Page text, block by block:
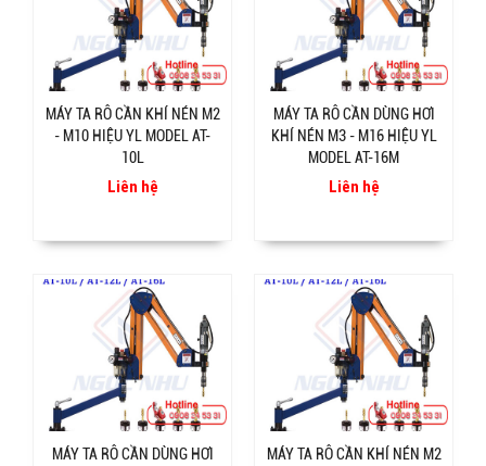
MÁY TA RÔ CẦN KHÍ NÉN M2
- M10 HIỆU YL MODEL AT-
10L
Liên hệ
MÁY TA RÔ CẦN DÙNG HƠI
KHÍ NÉN M3 - M16 HIỆU YL
MODEL AT-16M
Liên hệ
MÁY TA RÔ CẦN DÙNG HƠI
MÁY TA RÔ CẦN KHÍ NÉN M2